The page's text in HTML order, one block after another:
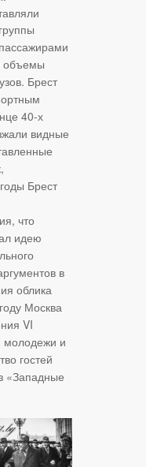
объемы
Брест
40-х
видные
Брест
что
идею
в
облика
Москва
VI
молодежи и
гостей
«Западные